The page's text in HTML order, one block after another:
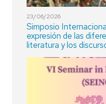
23/06/2026
Simposio
expresión de las
literatura y los